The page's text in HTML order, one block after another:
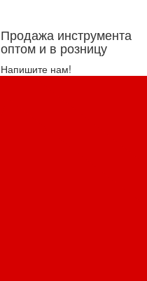
Продажа инструмента
оптом и в розницу
Напишите нам!